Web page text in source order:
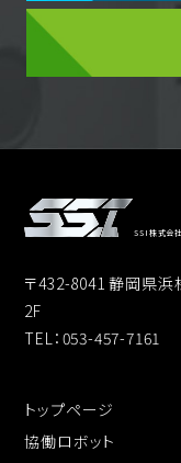
SSI株式会社
〒432-8041 静岡県
2F
TEL：053-457-7161
トップページ
協働ロボット